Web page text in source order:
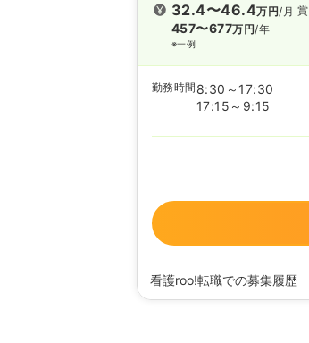
32.4〜46.4万円/月
457〜677万円/年
※一例
勤務時間 8:30～17:30
17:15～9:15
看護roo!転職での募集履歴